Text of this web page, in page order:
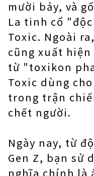
mười bảy, và
La tinh cổ
Toxic. Ngoài
cũng xuất
từ "toxikon
Toxic dùng
trong trận
chết người.
Ngày nay, từ
Gen Z, bạn sử
nghĩa chính là